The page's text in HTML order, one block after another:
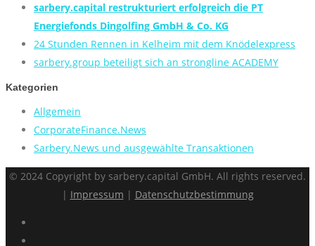
sarbery.capital restrukturiert erfolgreich die PT
Energiefonds Dingolfing GmbH & Co. KG
24 Stunden Rennen in Kelheim mit dem Knödelexpress
sarbery.group beteiligt sich an strongline ACADEMY
Kategorien
Allgemein
CorporateFinance.News
Sarbery.News und ausgewählte Transaktionen
© 2024 Copyright by sarbery.capital GmbH. All rights reserved.
| Impressum | Datenschutzbestimmung